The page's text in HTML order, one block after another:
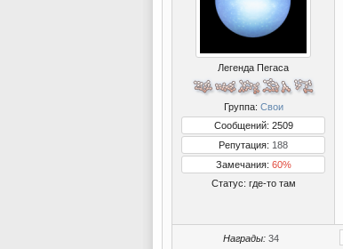
Легенда Пегаса
Группа: Свои
Сообщений: 2509
Репутация: 188
Замечания: 60%
Статус: где-то там
Награды: 34